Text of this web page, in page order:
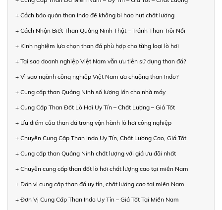
+ Cách bảo quản than Indo để không bị hao hụt chất lượng
+ Cách Nhận Biết Than Quảng Ninh Thật – Tránh Than Trôi Nổi
+ Kinh nghiệm lựa chọn than đá phù hợp cho từng loại lò hơi
+ Tại sao doanh nghiệp Việt Nam vẫn ưu tiên sử dụng than đá?
+ Vì sao ngành công nghiệp Việt Nam ưa chuộng than Indo?
+ Cung cấp than Quảng Ninh số lượng lớn cho nhà máy
+ Cung Cấp Than Đốt Lò Hơi Uy Tín – Chất Lượng – Giá Tốt
+ Ưu điểm của than đá trong vận hành lò hơi công nghiệp
+ Chuyên Cung Cấp Than Indo Uy Tín, Chất Lượng Cao, Giá Tốt
+ Cung cấp than Quảng Ninh chất lượng với giá ưu đãi nhất
+ Chuyên cung cấp than đốt lò hơi chất lượng cao tại miền Nam
+ Đơn vị cung cấp than đá uy tín, chất lượng cao tại miền Nam
+ Đơn Vị Cung Cấp Than Indo Uy Tín – Giá Tốt Tại Miền Nam